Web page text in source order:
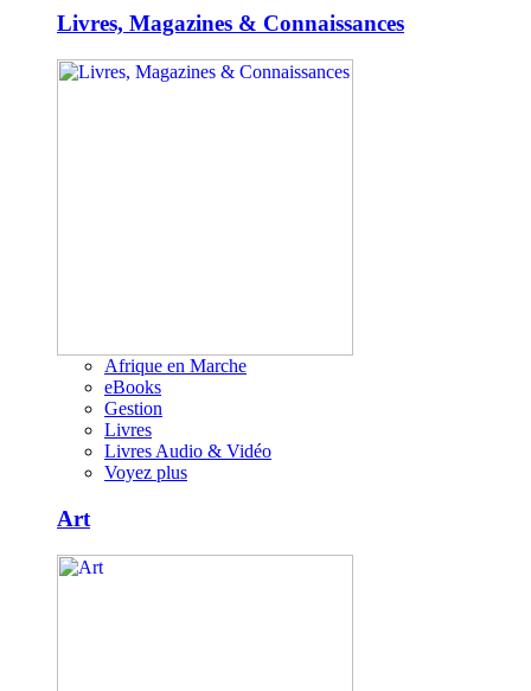
Livres, Magazines & Connaissances
Afrique en Marche
eBooks
Gestion
Livres
Livres Audio & Vidéo
Voyez plus
Art